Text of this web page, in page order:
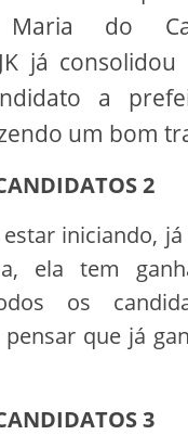
do
já
a
um bom
2
estar iniciando,
ela tem
os
que já
3